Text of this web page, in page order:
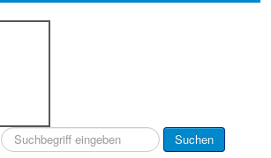
Suchen
...
Suchen